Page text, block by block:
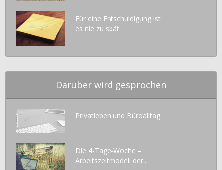
Für eine Entschuldigung ist
es nie zu spät
Darüber wird gesprochen
Privatleben und Büroalltag
Die 4-Tage-Woche –
Arbeitszeitmodell der...